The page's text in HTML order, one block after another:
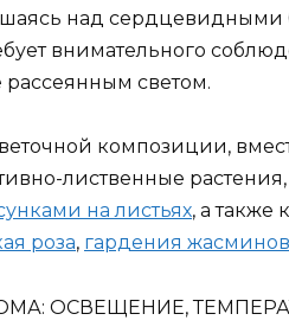
над
внимательного
светом.
композиции,
лиственные растения,
на листьях, а также
роза, гардения
ОСВЕЩЕНИЕ,